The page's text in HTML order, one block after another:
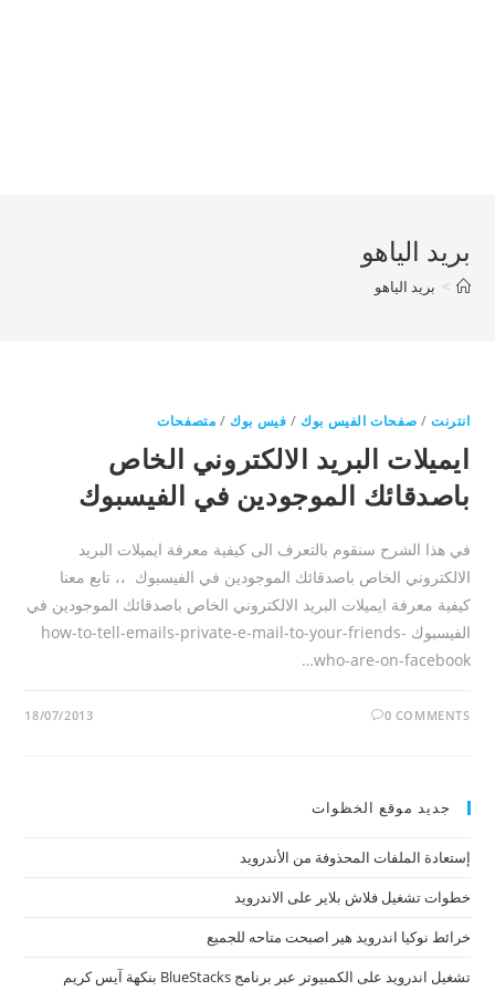
بريد الياهو
> بريد الياهو
انترنت / صفحات الفيس بوك / فيس بوك / متصفحات
ايميلات البريد الالكتروني الخاص
باصدقائك الموجودين في الفيسبوك
في هذا الشرح سنقوم بالتعرف الى كيفية معرفة ايميلات البريد
الالكتروني الخاص باصدقائك الموجودين في الفيسبوك ،، تابع معنا
كيفية معرفة ايميلات البريد الالكتروني الخاص باصدقائك الموجودين في
الفيسبوك how-to-tell-emails-private-e-mail-to-your-friends-
who-are-on-facebook…
0 COMMENTS
18/07/2013
جديد موقع الخظوات
إستعادة الملفات المحذوفة من الأندرويد
خطوات تشغيل فلاش بلاير على الاندرويد
خرائط نوكيا اندرويد هير اصبحت متاحه للجميع
تشغيل اندرويد على الكمبيوتر عبر برنامج BlueStacks بنكهة آيس كريم